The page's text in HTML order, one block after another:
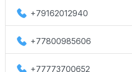
+79162012940
+77800985606
+77773700652